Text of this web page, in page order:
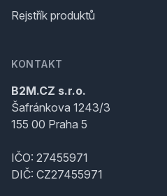
Rejstřík produktů
KONTAKT
B2M.CZ s.r.o.
Šafránkova 1243/3
155 00 Praha 5
IČO: 27455971
DIČ: CZ27455971